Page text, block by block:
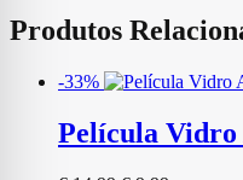
Produtos
-33%
Película Vidro